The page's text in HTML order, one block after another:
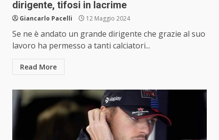
dirigente, tifosi in lacrime
Giancarlo Pacelli 12 Maggio 2024
Se ne è andato un grande dirigente che grazie al suo
lavoro ha permesso a tanti calciatori...
Read More